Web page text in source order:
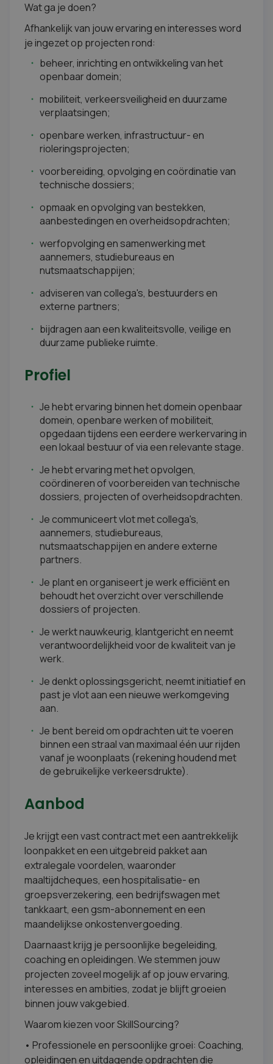
Wat ga je doen?
Afhankelijk van jouw ervaring en interesses word
je ingezet op projecten rond:
beheer, inrichting en ontwikkeling van het
openbaar domein;
mobiliteit, verkeersveiligheid en duurzame
verplaatsingen;
openbare werken, infrastructuur- en
rioleringsprojecten;
voorbereiding, opvolging en coördinatie van
technische dossiers;
opmaak en opvolging van bestekken,
aanbestedingen en overheidsopdrachten;
werfopvolging en samenwerking met
aannemers, studiebureaus en
nutsmaatschappijen;
adviseren van collega's, bestuurders en
externe partners;
bijdragen aan een kwaliteitsvolle, veilige en
duurzame publieke ruimte.
Profiel
Je hebt ervaring binnen het domein openbaar
domein, openbare werken of mobiliteit,
opgedaan tijdens een eerdere werkervaring in
een lokaal bestuur of via een relevante stage.
Je hebt ervaring met het opvolgen,
coördineren of voorbereiden van technische
dossiers, projecten of overheidsopdrachten.
Je communiceert vlot met collega's,
aannemers, studiebureaus,
nutsmaatschappijen en andere externe
partners.
Je plant en organiseert je werk efficiënt en
behoudt het overzicht over verschillende
dossiers of projecten.
Je werkt nauwkeurig, klantgericht en neemt
verantwoordelijkheid voor de kwaliteit van je
werk.
Je denkt oplossingsgericht, neemt initiatief en
past je vlot aan een nieuwe werkomgeving
aan.
Je bent bereid om opdrachten uit te voeren
binnen een straal van maximaal één uur rijden
vanaf je woonplaats (rekening houdend met
de gebruikelijke verkeersdrukte).
Aanbod
Je krijgt een vast contract met een aantrekkelijk
loonpakket en een uitgebreid pakket aan
extralegale voordelen, waaronder
maaltijdcheques, een hospitalisatie- en
groepsverzekering, een bedrijfswagen met
tankkaart, een gsm-abonnement en een
maandelijkse onkostenvergoeding.
Daarnaast krijg je persoonlijke begeleiding,
coaching en opleidingen. We stemmen jouw
projecten zoveel mogelijk af op jouw ervaring,
interesses en ambities, zodat je blijft groeien
binnen jouw vakgebied.
Waarom kiezen voor SkillSourcing?
• Professionele en persoonlijke groei: Coaching,
opleidingen en uitdagende opdrachten die